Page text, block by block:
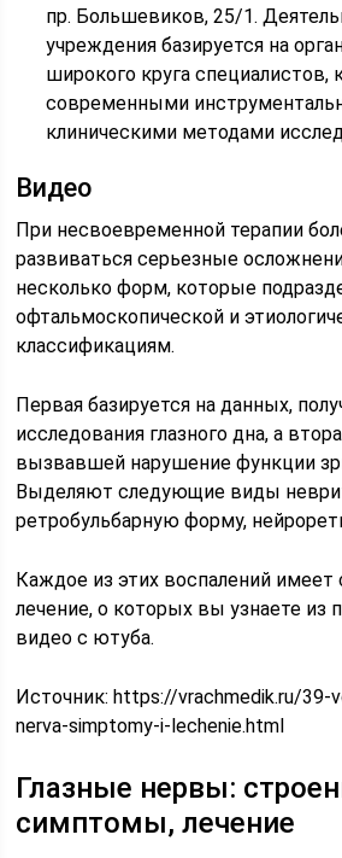
пр. Большевиков, 25/1.
учреждения базируется на
широкого круга
современными
клиническими методами
Видео­
При несвоевременной терапии
развиваться серьезные
несколько форм, которые
офтальмоскопической и
классификациям.
Первая базируется на данных,
исследования глазного дна, а
вызвавшей нарушение функции
Выделяют следующие виды
ретробульбарную форму,
Каждое из этих воспалений
лечение, о которых вы узнаете из
видео с ютуба.
Источник:https://vrachmedik.ru/39-
nerva-simptomy-i-lechenie.html
Глазные нервы:
симптомы, лечение